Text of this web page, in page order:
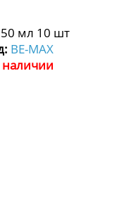
50 мл 10 шт
BE-MAX
наличии